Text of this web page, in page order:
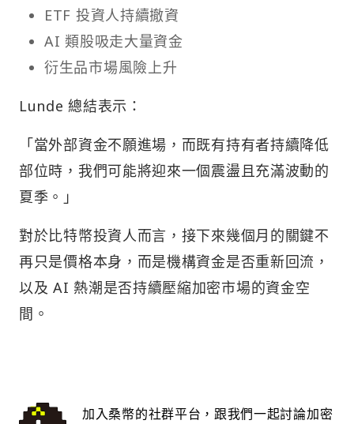
ETF 投資人持續撤資
AI 類股吸走大量資金
衍生品市場風險上升
Lunde 總結表示：
「當外部資金不願進場，而既有持有者持續降低
部位時，我們可能將迎來一個震盪且充滿波動的
夏季。」
對於比特幣投資人而言，接下來幾個月的關鍵不
再只是價格本身，而是機構資金是否重新回流，
以及 AI 熱潮是否持續壓縮加密市場的資金空
間。
加入桑幣的社群平台，跟我們一起討論加密